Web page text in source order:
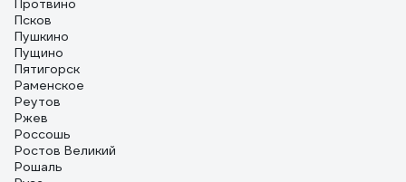
Протвино
Псков
Пушкино
Пущино
Пятигорск
Раменское
Реутов
Ржев
Россошь
Ростов Великий
Рошаль